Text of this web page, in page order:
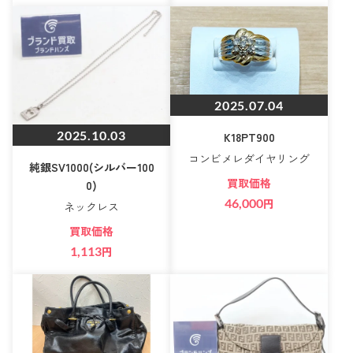
2025.10.03
純銀SV1000(シルバー100
0)
ネックレス
買取価格
1,113円
2025.07.04
K18PT900
コンビメレダイヤリング
買取価格
46,000円